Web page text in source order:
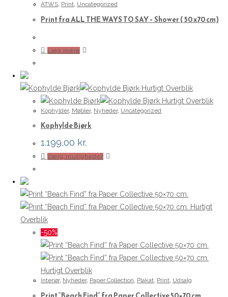
ATWS, Print, Uncategorized
Print fra ALL THE WAYS TO SAY – Shower ( 50 x70 cm)
Læs mere
Hurtigt Overblik
Hurtigt Overblik
Kophylder, Møbler, Nyheder, Uncategorized
Kophylde Bjørk
1.199,00 kr.
Vælg muligheder
flere
varianter.
vælges
på
Hurtigt
Overblik
-50%
Hurtigt Overblik
Interiør, Nyheder, Paper Collection, Plakat, Print, Udsalg